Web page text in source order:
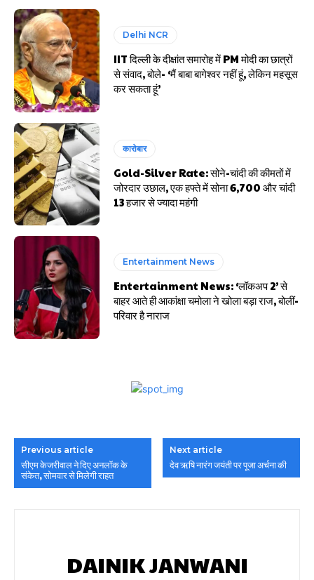
Delhi NCR
IIT दिल्ली के दीक्षांत समारोह में PM मोदी का छात्रों
से संवाद, बोले- ‘मैं बाबा बागेश्वर नहीं हूं, लेकिन महसूस
कर सकता हूं’
कारोबार
Gold-Silver Rate: सोने-चांदी की कीमतों में
जोरदार उछाल, एक हफ्ते में सोना ₹6,700 और चांदी
₹13 हजार से ज्यादा महंगी
Entertainment News
Entertainment News: ‘लॉकअप 2’ से
बाहर आते ही आकांक्षा चमोला ने खोला बड़ा राज, बोलीं-
परिवार है नाराज
Previous article
सीएम केजरीवाल ने दिए अनलॉक के
संकेत, सोमवार से मिलेगी राहत
Next article
देव ऋषि नारंग जयंती पर पूजा अर्चना की
DAINIK JANWANI